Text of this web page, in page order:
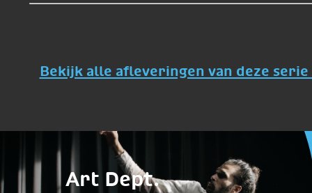
Bekijk alle afleveringen van deze
Art Dept.